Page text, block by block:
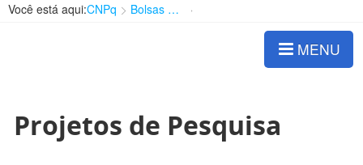
Você está aqui:CNPq Bolsas e Auxílios Vigentes
MENU
Projetos de Pesquisa